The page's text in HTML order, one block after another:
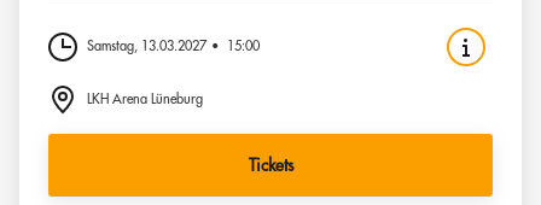
Samstag, 13.03.2027 15:00
LKH Arena Lüneburg
Tickets